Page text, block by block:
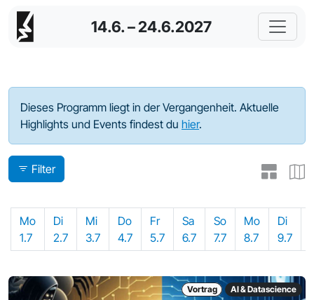
14.6. – 24.6.2027
Programm - 2024
Dieses Programm liegt in der Vergangenheit. Aktuelle
Highlights und Events findest du hier.
Filter
Mo
1.7
Di
2.7
Mi
3.7
Do
4.7
Fr
5.7
Sa
6.7
So
7.7
Mo
8.7
Di
9.7
Vortrag AI & Datascience